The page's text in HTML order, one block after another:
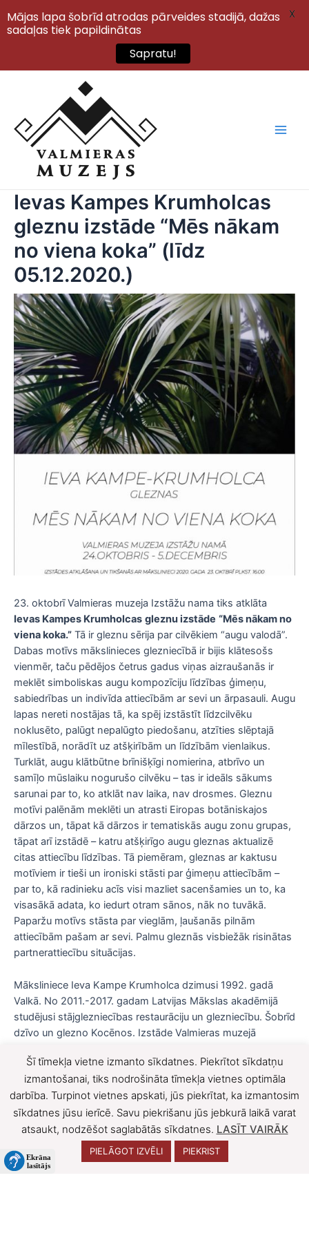
Ievas Kampes Krumholcas
gleznu izstāde “Mēs nākam
no viena koka” (līdz
05.12.2020.)
23. oktobrī Valmieras muzeja Izstāžu nama tiks atklāta
Ievas Kampes Krumholcas gleznu izstāde “Mēs nākam no
viena koka.” Tā ir gleznu sērija par cilvēkiem “augu valodā”.
Dabas motīvs mākslinieces glezniecībā ir bijis klātesošs
vienmēr, taču pēdējos četrus gadus viņas aizraušanās ir
meklēt simboliskas augu kompozīciju līdzības ģimeņu,
sabiedrības un indivīda attiecībām ar sevi un ārpasauli. Augu
lapas nereti nostājas tā, ka spēj izstāstīt līdzcilvēku
noklusēto, palūgt nepalūgto piedošanu, atzīties slēptajā
mīlestībā, norādīt uz atšķirībām un līdzībām vienlaikus.
Turklāt, augu klātbūtne brīnišķīgi nomierina, atbrīvo un
samīļo mūslaiku nogurušo cilvēku – tas ir ideāls sākums
sarunai par to, ko atklāt nav laika, nav drosmes. Gleznu
motīvi palēnām meklēti un atrasti Eiropas botāniskajos
dārzos un, tāpat kā dārzos ir tematiskās augu zonu grupas,
tāpat arī izstādē – katru atšķirīgo augu gleznas aktualizē
citas attiecību līdzības. Tā piemēram, gleznas ar kaktusu
motīviem ir tieši un ironiski stāsti par ģimeņu attiecībām –
par to, kā radinieku acīs visi mazliet sacenšamies un to, ka
visasākā adata, ko iedurt otram sānos, nāk no tuvākā.
Paparžu motīvs stāsta par vieglām, ļaušanās pilnām
attiecībām pašam ar sevi. Palmu gleznās visbiežāk risinātas
partnerattiecību situācijas.
Māksliniece Ieva Kampe Krumholca dzimusi 1992. gadā
Valkā. No 2011.-2017. gadam Latvijas Mākslas akadēmijā
studējusi stājglezniecības restaurāciju un glezniecību. Šobrīd
dzīvo un glezno Kocēnos. Izstāde Valmieras muzejā
F
a
c
e
b
X
Šī tīmekļa vietne izmanto sīkdatnes. Piekrītot sīkdatņu
izmantošanai, tiks nodrošināta tīmekļa vietnes optimāla
darbība. Turpinot vietnes apskati, jūs piekrītat, ka izmantosim
sīkdatnes jūsu ierīcē. Savu piekrišanu jūs jebkurā laikā varat
atsaukt, nodzēšot saglabātās sīkdatnes. LASĪT VAIRĀK
PIELĀGOT IZVĒLI PIEKRIST
Mājas lapa šobrīd atrodas pārveides stadijā, dažas
sadaļas tiek papildinātas
Sapratu!
X